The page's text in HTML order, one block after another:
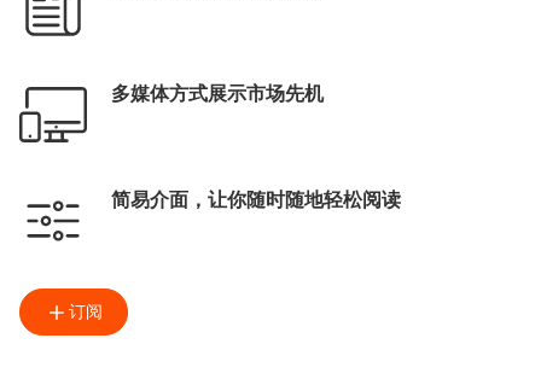
多媒体方式展示市场先机
简易介面，让你随时随地轻松阅读
订阅